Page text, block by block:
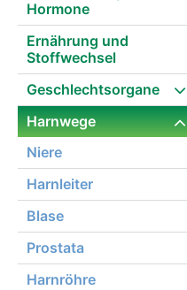
Hormone
Ernährung und
Stoffwechsel
Geschlechtsorgane
Harnwege
Niere
Harnleiter
Blase
Prostata
Harnröhre